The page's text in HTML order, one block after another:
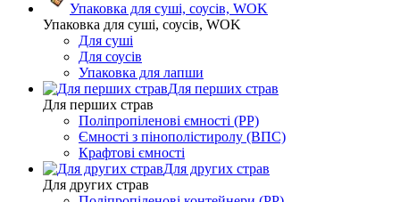
Упаковка для суші, соусів, WOK
Упаковка для суші, соусів, WOK
Для суші
Для соусів
Упаковка для лапши
Для перших страв
Для перших страв
Поліпропіленові ємності (PP)
Ємності з пінополістиролу (ВПС)
Крафтові ємності
Для других страв
Для других страв